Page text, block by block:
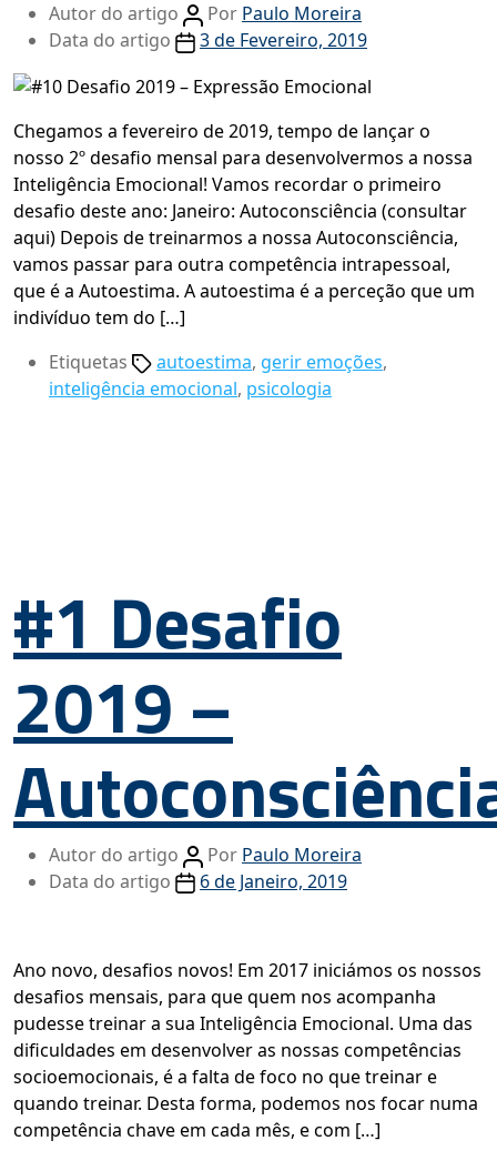
Autor do artigo Por Paulo Moreira
Data do artigo
3 de Fevereiro, 2019
Chegamos a fevereiro de 2019, tempo de lançar o
nosso 2º desafio mensal para desenvolvermos a nossa
Inteligência Emocional! Vamos recordar o primeiro
desafio deste ano: Janeiro: Autoconsciência (consultar
aqui) Depois de treinarmos a nossa Autoconsciência,
vamos passar para outra competência intrapessoal,
que é a Autoestima. A autoestima é a perceção que um
indivíduo tem do […]
Etiquetas
autoestima, gerir emoções,
inteligência emocional, psicologia
#1 Desafio
2019 –
Autor do artigo Por Paulo Moreira
Data do artigo
6 de Janeiro, 2019
Ano novo, desafios novos! Em 2017 iniciámos os nossos
desafios mensais, para que quem nos acompanha
pudesse treinar a sua Inteligência Emocional. Uma das
dificuldades em desenvolver as nossas competências
socioemocionais, é a falta de foco no que treinar e
quando treinar. Desta forma, podemos nos focar numa
competência chave em cada mês, e com […]